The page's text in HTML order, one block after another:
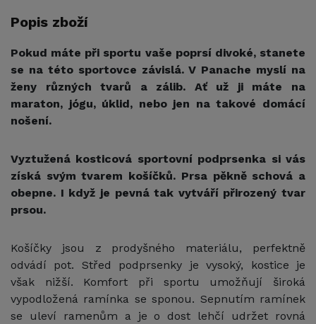
Popis zboží
Pokud máte při sportu vaše poprsí divoké, stanete
se na této sportovce závislá. V Panache myslí na
ženy různých tvarů a zálib. Ať už ji máte na
maraton, jógu, úklid, nebo jen na takové domácí
nošení.
Vyztužená kosticová sportovní podprsenka si vás
získá svým tvarem košíčků. Prsa pěkně schová a
obepne. I když je pevná tak vytváří přirozený tvar
prsou.
Košíčky jsou z prodyšného materiálu, perfektně
odvádí pot. Střed podprsenky je vysoký, kostice je
však nižší. Komfort při sportu umožňují široká
vypodložená ramínka se sponou. Sepnutím ramínek
se uleví ramenům a je o dost lehčí udržet rovná